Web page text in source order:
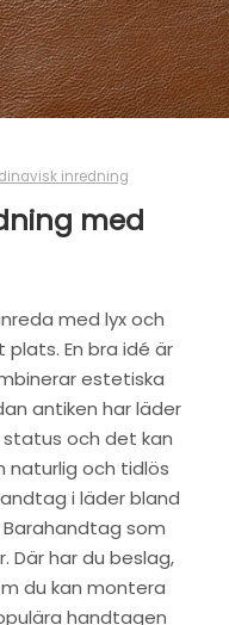
inredning
med
med lyx och
En bra idé är
estetiska
antiken har läder
och det kan
naturlig och tidlös
i läder bland
som
Där har du beslag,
du kan montera
handtagen